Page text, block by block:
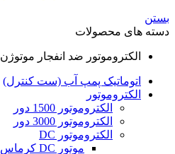
بستن
دسته های محصولات
الکتروموتور ضد انفجار موتوژن
اتوماتیک پمپ آب (ست کنترل)
الکتروموتور
الکتروموتور 1500 دور
الکتروموتور 3000 دور
الکتروموتور DC
موتور DC کرماس